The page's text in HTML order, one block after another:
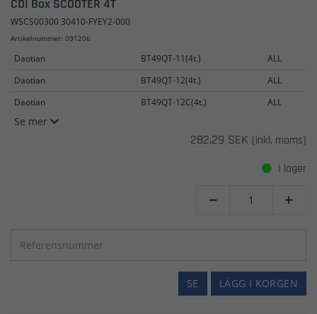
CDI Box SCOOTER 4T
WSCS00300 30410-FYEY2-000
Artikelnummer: 091206
Daotian BT49QT-11(4t.)
ALL
Daotian
BT49QT-12(4t.)
ALL
Daotian
BT49QT-12C(4t.) ALL
Se mer
282,29 SEK (inkl. moms)
I lager
 
LÄGG I KORGEN
SE